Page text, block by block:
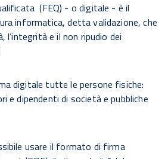
(FEQ) - o digitale - è il
informatica, detta validazione, che
l’integrità e il non ripudio dei
digitale tutte le persone fisiche:
e dipendenti di società e pubbliche
usare il formato di firma